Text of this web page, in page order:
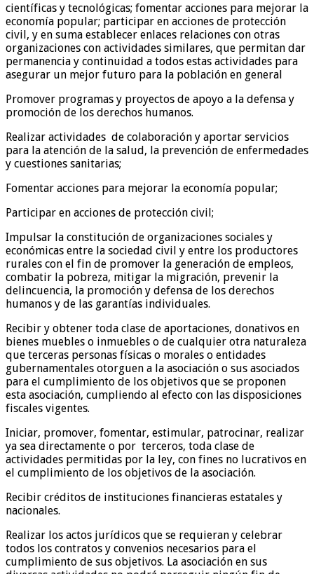
científicas y tecnológicas; fomentar acciones para mejorar la
economía popular; participar en acciones de protección
civil, y en suma establecer enlaces relaciones con otras
organizaciones con actividades similares, que permitan dar
permanencia y continuidad a todos estas actividades para
asegurar un mejor futuro para la población en general
Promover programas y proyectos de apoyo a la defensa y
promoción de los derechos humanos.
Realizar actividades de colaboración y aportar servicios
para la atención de la salud, la prevención de enfermedades
y cuestiones sanitarias;
Fomentar acciones para mejorar la economía popular;
Participar en acciones de protección civil;
Impulsar la constitución de organizaciones sociales y
económicas entre la sociedad civil y entre los productores
rurales con el fin de promover la generación de empleos,
combatir la pobreza, mitigar la migración, prevenir la
delincuencia, la promoción y defensa de los derechos
humanos y de las garantías individuales.
Recibir y obtener toda clase de aportaciones, donativos en
bienes muebles o inmuebles o de cualquier otra naturaleza
que terceras personas físicas o morales o entidades
gubernamentales otorguen a la asociación o sus asociados
para el cumplimiento de los objetivos que se proponen
esta asociación, cumpliendo al efecto con las disposiciones
fiscales vigentes.
Iniciar, promover, fomentar, estimular, patrocinar, realizar
ya sea directamente o por terceros, toda clase de
actividades permitidas por la ley, con fines no lucrativos en
el cumplimiento de los objetivos de la asociación.
Recibir créditos de instituciones financieras estatales y
nacionales.
Realizar los actos jurídicos que se requieran y celebrar
todos los contratos y convenios necesarios para el
cumplimiento de sus objetivos. La asociación en sus